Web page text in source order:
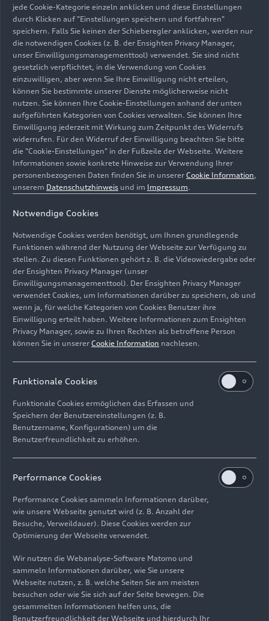
Samstag, 21. Juni 2025, 19 Uhr
Eröffnungskonzert mit dem Deutschen
Symphonie-Orchester Berlin;
Violine: Midori, Leitung: Marie Jacquot
Festsaal Ingolstadt
Samstag, 21. Juni 2025, 22:30 Uhr
„Lux!“: Inszeniertes Konzert auf der Baustelle
des MKKD;
Arcis Saxophon Quartett, Vokalensemble
LauschWerk
Neubau Museum für Konkrete Kunst und Design
Ingolstadt
Sonntag, 22. Juni 2025, 19 Uhr
„Lux!“: Inszeniertes Konzert auf der Baustelle
des MKKD;
Arcis Saxophon Quartett, Vokalensemble
LauschWerk
Neubau Museum für Konkrete Kunst und Design
Ingolstadt
Freitag, 27. Juni 2025, 20:30 Uhr
Klassik Open Air – Musical-Highlights mit der
Audi Bläserphilharmonie;
Klavier: Florian Glemser; Leitung: Pietro Sarno
Samstag, 28. Juni 2025, 20:30 Uhr
Klassik Open Air – Deutsch-italienische
Kammerorchester Ingolstadt;
Sopran: Hila Baggio; Leitung: Ariel Zuckermann
Samstag, 5. Juli 2025, 11:30 Uhr
Öffentlicher Workshop mit Schülerinnen und
Festsaal Ingolstadt
Sonntag, 6. Juli 2025, 17 Uhr
„Carnival“: Inszeniertes Familienkonzert rund
jede Cookie-Kategorie einzeln anklicken und diese Einstellungen
durch Klicken auf "Einstellungen speichern und fortfahren"
speichern. Falls Sie keinen der Schieberegler anklicken, werden nur
die notwendigen Cookies (z. B. der Ensighten Privacy Manager,
unser Einwilligungsmanagementtool) verwendet. Sie sind nicht
gesetzlich verpflichtet, in die Verwendung von Cookies
einzuwilligen, aber wenn Sie Ihre Einwilligung nicht erteilen,
können Sie bestimmte unserer Dienste möglicherweise nicht
nutzen. Sie können Ihre Cookie-Einstellungen anhand der unten
aufgeführten Kategorien von Cookies verwalten. Sie können Ihre
Einwilligung jederzeit mit Wirkung zum Zeitpunkt des Widerrufs
widerrufen. Für den Widerruf der Einwilligung beachten Sie bitte
die "Cookie-Einstellungen" in der Fußzeile der Webseite. Weitere
Informationen sowie konkrete Hinweise zur Verwendung Ihrer
personenbezogenen Daten finden Sie in unserer Cookie Information,
unserem Datenschutzhinweis und im Impressum.
Notwendige Cookies
Notwendige Cookies werden benötigt, um Ihnen grundlegende
Funktionen während der Nutzung der Webseite zur Verfügung zu
stellen. Zu diesen Funktionen gehört z. B. die Videowiedergabe oder
der Ensighten Privacy Manager (unser
Einwilligungsmanagementtool). Der Ensighten Privacy Manager
verwendet Cookies, um Informationen darüber zu speichern, ob und
wenn ja, für welche Kategorien von Cookies Benutzer ihre
Einwilligung erteilt haben. Weitere Informationen zum Ensighten
Privacy Manager, sowie zu Ihren Rechten als betroffene Person
können Sie in unserer Cookie Information nachlesen.
Funktionale Cookies
Funktionale Cookies ermöglichen das Erfassen und
Speichern der Benutzereinstellungen (z. B.
Benutzername, Konfigurationen) um die
Benutzerfreundlichkeit zu erhöhen.
Performance Cookies
Performance Cookies sammeln Informationen darüber,
wie unsere Webseite genutzt wird (z. B. Anzahl der
Besuche, Verweildauer). Diese Cookies werden zur
Optimierung der Webseite verwendet.
Wir nutzen die Webanalyse-Software Matomo und
sammeln Informationen darüber, wie Sie unsere
Webseite nutzen, z. B. welche Seiten Sie am meisten
besuchen oder wie Sie sich auf der Seite bewegen. Die
gesammelten Informationen helfen uns, die
Benutzerfreundlichkeit der Webseite und hierdurch Ihr